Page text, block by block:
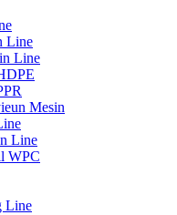
Line
Line
Mesin
Line
WPC
Line